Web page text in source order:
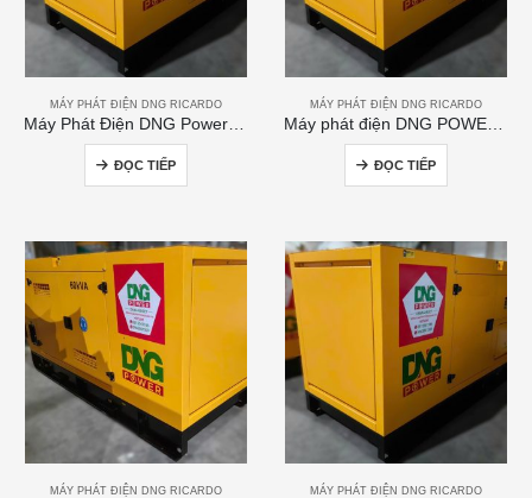
MÁY PHÁT ĐIỆN DNG RICARDO
Máy Phát Điện DNG Power 200kVA
ĐỌC TIẾP
MÁY PHÁT ĐIỆN DNG RICARDO
Máy phát điện DNG POWER 50kVA
ĐỌC TIẾP
MÁY PHÁT ĐIỆN DNG RICARDO MÁY PHÁT ĐIỆN DNG RICARDO